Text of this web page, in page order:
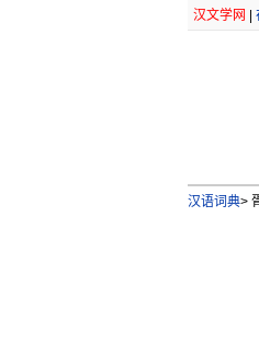
汉文学网
汉语词典>